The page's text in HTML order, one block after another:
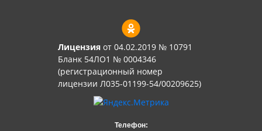
Лицензия от 04.02.2019 № 10791
Бланк 54ЛО1 № 0004346
(регистрационный номер
лицензии Л035-01199-54/00209625)
Телефон: